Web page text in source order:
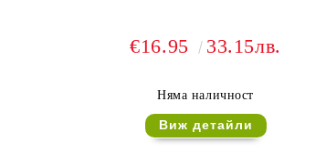
€16.95 33.15лв.
Няма наличност
Виж детайли